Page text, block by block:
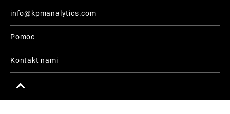
info@kpmanalytics.com
Pomoc
Kontakt nami